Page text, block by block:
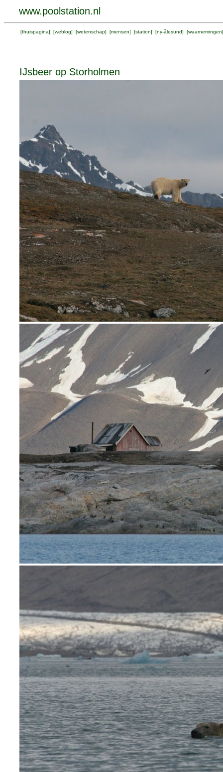
www.poolstation.nl
[thuispagina] [weblog] [wetenschap] [mensen] [station] [ny-ålesund] [waarnemingen
IJsbeer op Storholmen